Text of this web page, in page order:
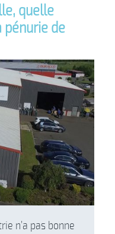
quelle
de
n’a pas bonne